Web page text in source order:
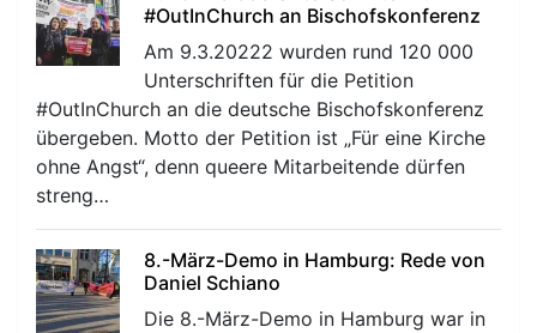
#OutInChurch an Bischofskonferenz
Am 9.3.20222 wurden rund 120 000
Unterschriften für die Petition
#OutInChurch an die deutsche Bischofskonferenz
übergeben. Motto der Petition ist „Für eine Kirche
ohne Angst“, denn queere Mitarbeitende dürfen
streng…
8.-März-Demo in Hamburg: Rede von
Daniel Schiano
Die 8.-März-Demo in Hamburg war in